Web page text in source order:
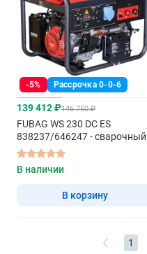
-5% Рассрочка 0-0-6
139 412 ₽146 750 ₽
FUBAG WS 230 DC ES
838237/646247 - сварочный
генератор
В наличии
В корзину
1